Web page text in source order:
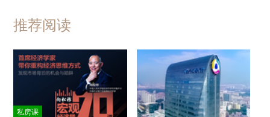
推荐阅读
私房课